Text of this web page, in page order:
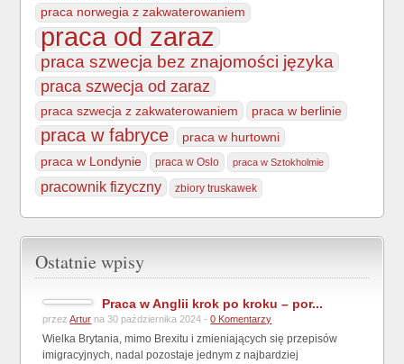
praca norwegia z zakwaterowaniem
praca od zaraz
praca szwecja bez znajomości języka
praca szwecja od zaraz
praca szwecja z zakwaterowaniem praca w berlinie
praca w fabryce
praca w hurtowni
praca w Londynie
praca w Oslo praca w Sztokholmie
pracownik fizyczny zbiory truskawek
Ostatnie wpisy
Praca w Anglii krok po kroku – por...
przezArtur na 30 października 2024 -0 Komentarzy
Wielka Brytania, mimo Brexitu i zmieniających się przepisów
imigracyjnych, nadal pozostaje jednym z najbardziej